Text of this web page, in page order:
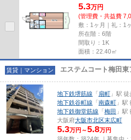
5.3万円
(管理費・共益費
敷：1ヶ月｜礼：1
所在階：6階
間取り：1K
面積：22.40㎡
賃貸｜マンション エステムコート梅田
地下鉄堺筋線 「 扇町 」駅
地下鉄谷町線 「 南森町 」駅
地下鉄御堂筋線 「 梅田 」駅
大阪府大阪市北区末広町
5.3万円～5.8万円